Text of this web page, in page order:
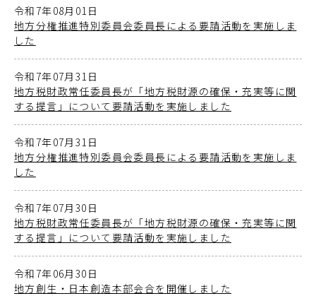
令和7年08月01日
地方分権推進特別委員会委員長による要請活動を実施しま
した
令和7年07月31日
地方税財政常任委員長が「地方税財源の確保・充実等に関
する提言」について要請活動を実施しました
令和7年07月31日
地方分権推進特別委員会委員長による要請活動を実施しま
した
令和7年07月30日
地方税財政常任委員長が「地方税財源の確保・充実等に関
する提言」について要請活動を実施しました
令和7年06月30日
地方創生・日本創造本部会合を開催しました